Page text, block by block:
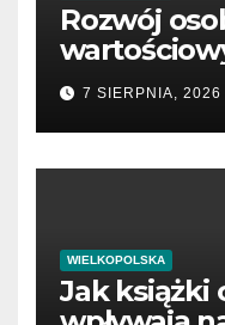
Rozwój
7 SIERPNIA, 2026
WIELKOPOLSKA
Jak książki